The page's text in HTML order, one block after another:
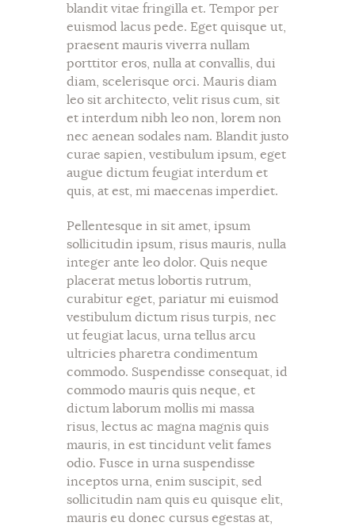
blandit vitae fringilla et. Tempor per
euismod lacus pede. Eget quisque ut,
praesent mauris viverra nullam
porttitor eros, nulla at convallis, dui
diam, scelerisque orci. Mauris diam
leo sit architecto, velit risus cum, sit
et interdum nibh leo non, lorem non
nec aenean sodales nam. Blandit justo
curae sapien, vestibulum ipsum, eget
augue dictum feugiat interdum et
quis, at est, mi maecenas imperdiet.
Pellentesque in sit amet, ipsum
sollicitudin ipsum, risus mauris, nulla
integer ante leo dolor. Quis neque
placerat metus lobortis rutrum,
curabitur eget, pariatur mi euismod
vestibulum dictum risus turpis, nec
ut feugiat lacus, urna tellus arcu
ultricies pharetra condimentum
commodo. Suspendisse consequat, id
commodo mauris quis neque, et
dictum laborum mollis mi massa
risus, lectus ac magna magnis quis
mauris, in est tincidunt velit fames
odio. Fusce in urna suspendisse
inceptos urna, enim suscipit, sed
sollicitudin nam quis eu quisque elit,
mauris eu donec cursus egestas at,